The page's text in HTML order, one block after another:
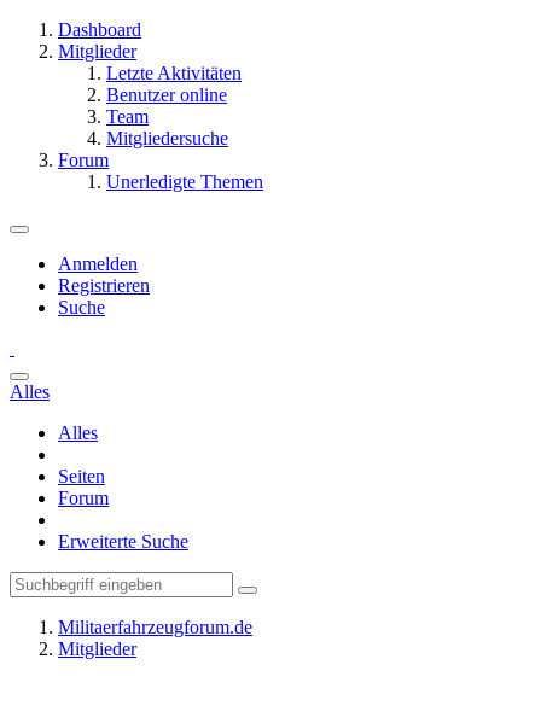
Dashboard
Mitglieder
Letzte Aktivitäten
Benutzer online
Team
Mitgliedersuche
Forum
Unerledigte Themen
Anmelden
Registrieren
Suche
Alles
Alles
Seiten
Forum
Erweiterte Suche
Militaerfahrzeugforum.de
Mitglieder